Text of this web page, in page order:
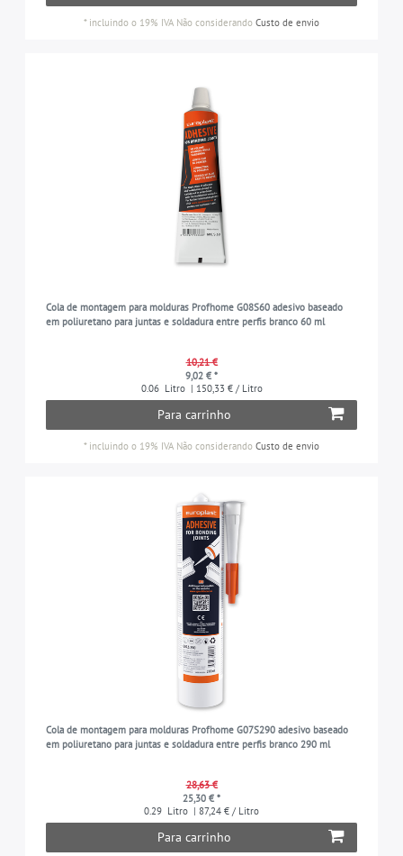
* incluindo o 19% IVA Não considerando Custo de envio
Cola de montagem para molduras Profhome G08S60 adesivo baseado
em poliuretano para juntas e soldadura entre perfis branco 60 ml
10,21 €
9,02 € *
0.06 Litro | 150,33 € / Litro
Para carrinho
* incluindo o 19% IVA Não considerando Custo de envio
Cola de montagem para molduras Profhome G07S290 adesivo baseado
em poliuretano para juntas e soldadura entre perfis branco 290 ml
28,63 €
25,30 € *
0.29 Litro | 87,24 € / Litro
Para carrinho